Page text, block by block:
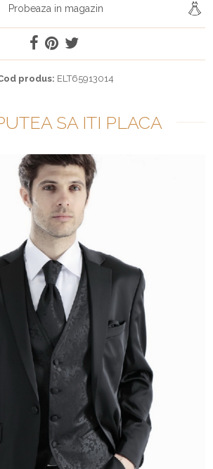
Probeaza in magazin
produs: ELT65913014
SA ITI PLACA